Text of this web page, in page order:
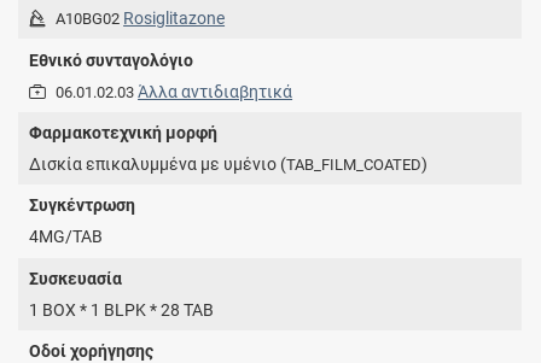
A10BG02 Rosiglitazone
Εθνικό συνταγολόγιο
06.01.02.03 Άλλα αντιδιαβητικά
Φαρμακοτεχνική μορφή
Δισκία επικαλυμμένα με υμένιο (TAB_FILM_COATED)
Συγκέντρωση
4MG/TAB
Συσκευασία
1 BOX * 1 BLPK * 28 TAB
Οδοί χορήγησης